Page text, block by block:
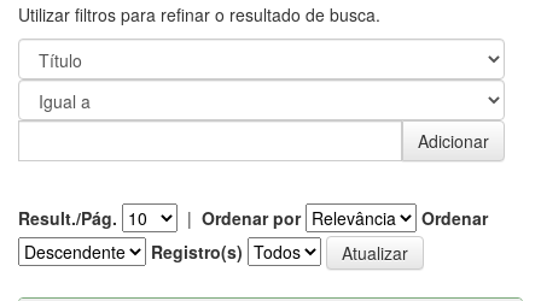
Utilizar filtros para refinar o resultado de busca.
Result./Pág. | Ordenar por
Ordenar
Registro(s)